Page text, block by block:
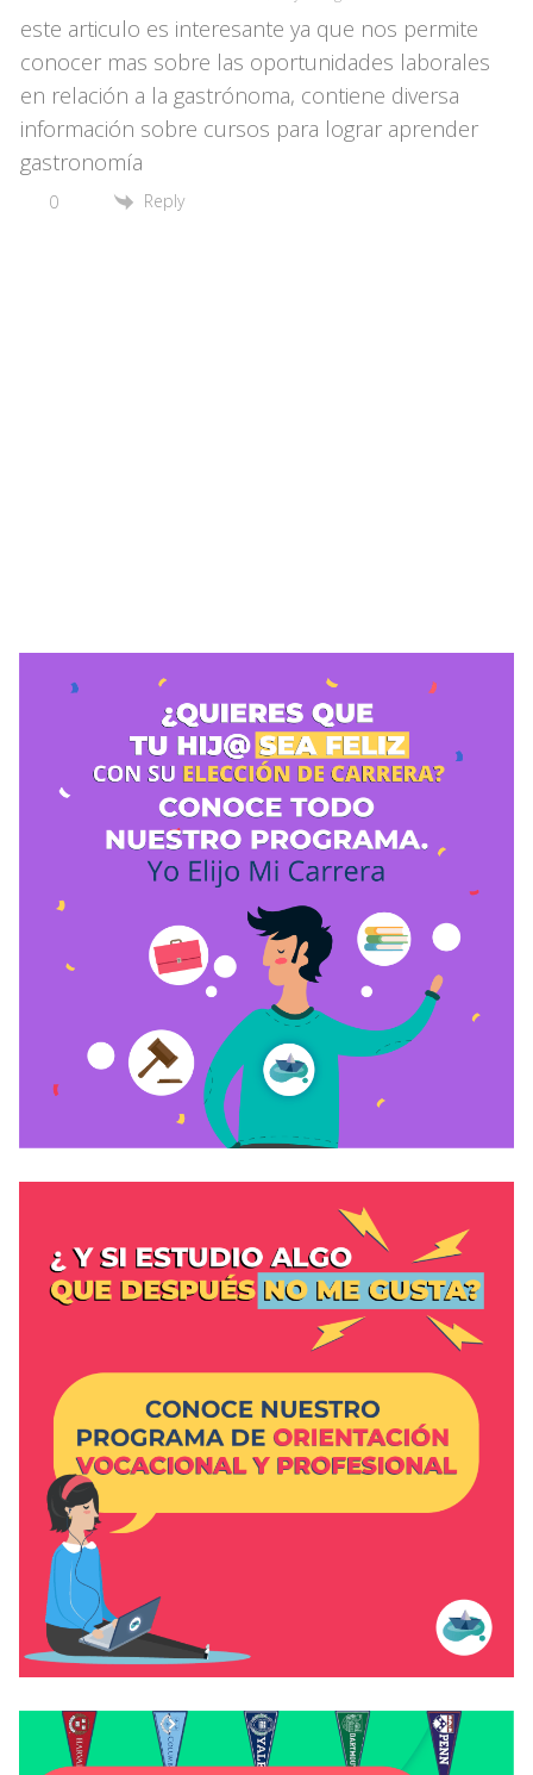
este articulo es interesante ya que nos permite
conocer mas sobre las oportunidades laborales
en relación a la gastrónoma, contiene diversa
información sobre cursos para lograr aprender
gastronomía
0 Reply